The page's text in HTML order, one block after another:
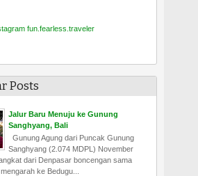
fun.fearless.traveler
Posts
Jalur Baru Menuju ke Gunung
Sanghyang, Bali
Gunung Agung dari Puncak Gunung
Sanghyang (2.074 MDPL) November
dari Denpasar boncengan sama
ke Bedugu...